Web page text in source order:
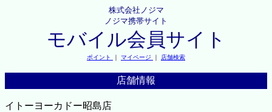
株式会社ノジマ
ノジマ携帯サイト
モバイル会員サイト
ポイント ｜ マイページ ｜ 店舗検索
店舗情報
イトーヨーカドー昭島店